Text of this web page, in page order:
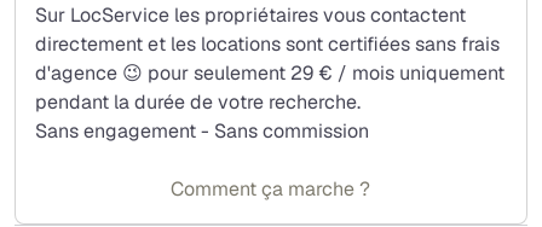
menant aux gares et métro ligne 4 à 5 min à pied.
Sur LocService les propriétaires vous contactent
directement et les locations sont certifiées sans frais
d'agence 😉 pour seulement 29 € / mois uniquement
pendant la durée de votre recherche.
Sans engagement - Sans commission
Comment ça marche ?